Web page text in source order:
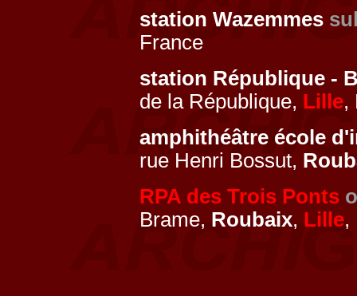
station Wazemmes
France
station République -
de la République, Lille,
amphithéâtre école
rue Henri Bossut,
RPA des Trois Ponts
Brame, Roubaix, Lille,